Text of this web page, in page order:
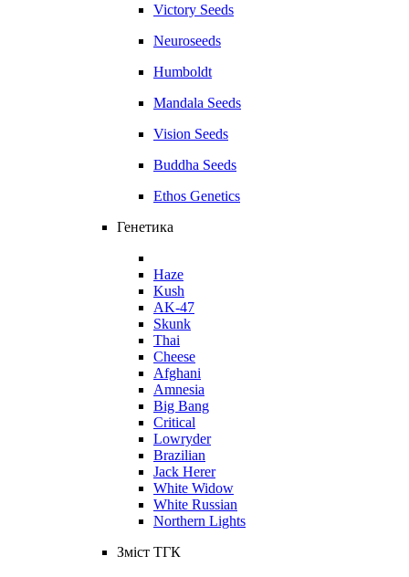
Victory Seeds
Neuroseeds
Humboldt
Mandala Seeds
Vision Seeds
Buddha Seeds
Ethos Genetics
Генетика
Haze
Kush
AK-47
Skunk
Thai
Cheese
Afghani
Amnesia
Big Bang
Critical
Lowryder
Brazilian
Jack Herer
White Widow
White Russian
Northern Lights
Зміст ТГК